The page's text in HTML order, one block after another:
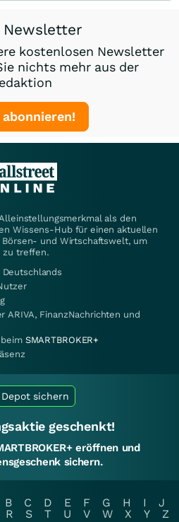
Newsletter
kostenlosen Newsletter
nichts mehr aus der
als den
Wissens-Hub für einen aktuellen
und Wirtschaftswelt, um
zu treffen.
ARIVA, FinanzNachrichten und
SMARTBROKER+
sichern
geschenkt!
eröffnen und
sichern.
B C D E F G H I
J
R S T U V W X Y
Z